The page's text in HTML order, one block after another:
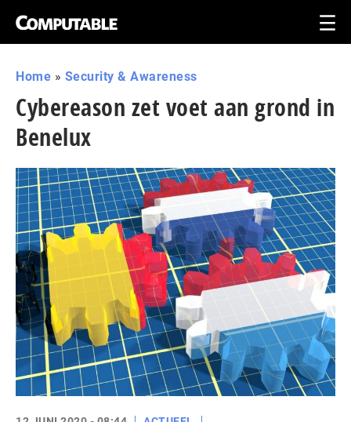
Home » Security & Awareness
Cybereason zet voet aan grond in
Benelux